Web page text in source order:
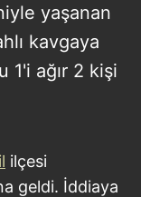
yaşanan
kavgaya
1'i ağır 2 kişi
ilçesi
geldi. İddiaya